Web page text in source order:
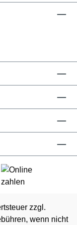
zzgl.
wenn nicht